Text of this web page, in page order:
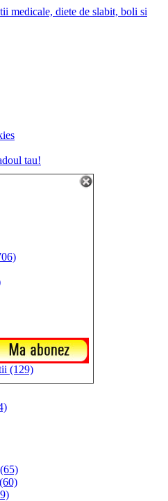
medicale, diete de slabit, boli si
tau!
(129)
(65)
(60)